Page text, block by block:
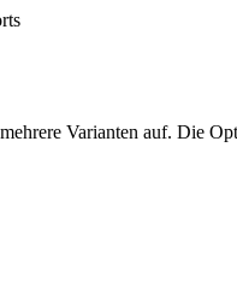
Varianten auf. Die